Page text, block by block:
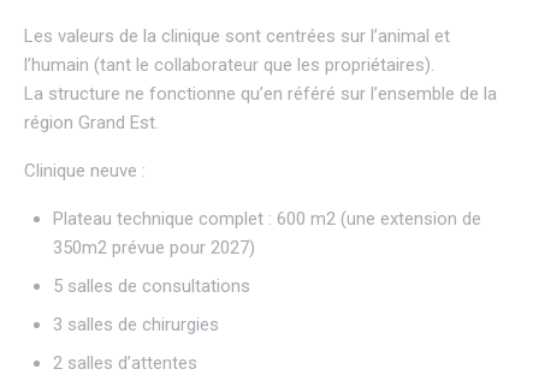
Les valeurs de la clinique sont centrées sur l’animal et
l’humain (tant le collaborateur que les propriétaires).
La structure ne fonctionne qu’en référé sur l’ensemble de la
région Grand Est.
Clinique neuve :
Plateau technique complet : 600 m2 (une extension de
350m2 prévue pour 2027)
5 salles de consultations
3 salles de chirurgies
2 salles d’attentes